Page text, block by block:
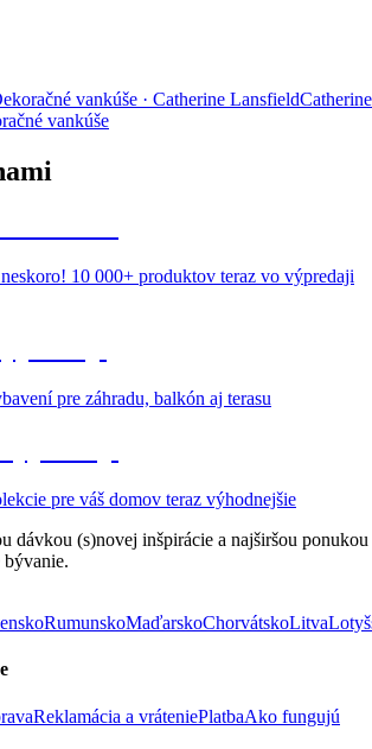
vankúše · Catherine LansfieldCatherine
vankúše
10 000+ produktov teraz vo výpredaji
pre záhradu, balkón aj terasu
pre váš domov teraz výhodnejšie
dávkou (s)novej inšpirácie a najširšou ponukou
bývanie.
RumunskoMaďarskoChorvátskoLitva
Reklamácia a vráteniePlatbaAko fungujú